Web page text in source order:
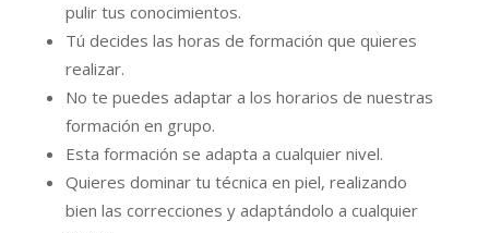
pulir tus conocimientos.
Tú decides las horas de formación que quieres
realizar.
No te puedes adaptar a los horarios de nuestras
formación en grupo.
Esta formación se adapta a cualquier nivel.
Quieres dominar tu técnica en piel, realizando
bien las correcciones y adaptándolo a cualquier